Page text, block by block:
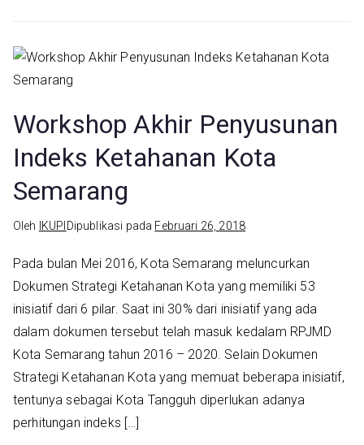
Workshop Akhir Penyusunan
Indeks Ketahanan Kota
Semarang
Oleh IKUPI Dipublikasi pada Februari 26, 2018
Pada bulan Mei 2016, Kota Semarang meluncurkan
Dokumen Strategi Ketahanan Kota yang memiliki 53
inisiatif dari 6 pilar. Saat ini 30% dari inisiatif yang ada
dalam dokumen tersebut telah masuk kedalam RPJMD
Kota Semarang tahun 2016 – 2020. Selain Dokumen
Strategi Ketahanan Kota yang memuat beberapa inisiatif,
tentunya sebagai Kota Tangguh diperlukan adanya
perhitungan indeks […]